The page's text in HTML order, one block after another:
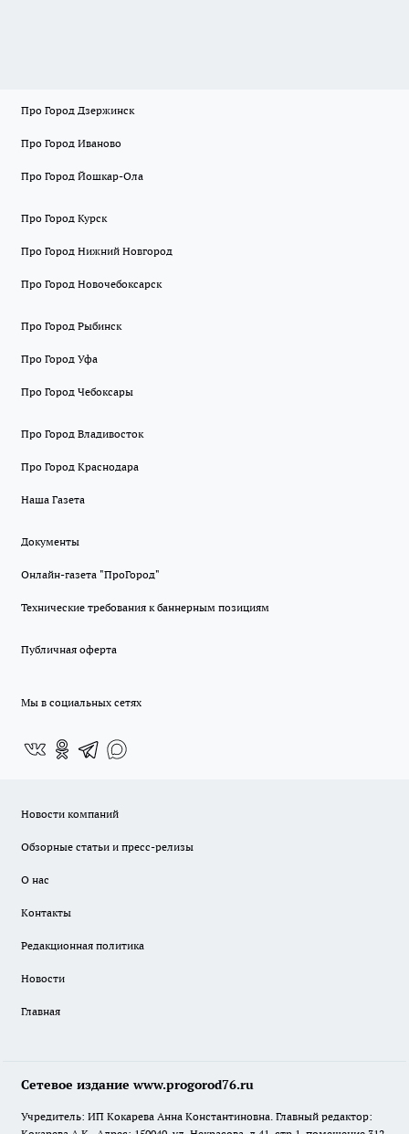
Про Город Дзержинск
Про Город Иваново
Про Город Йошкар-Ола
Про Город Курск
Про Город Нижний Новгород
Про Город Новочебоксарск
Про Город Рыбинск
Про Город Уфа
Про Город Чебоксары
Про Город Владивосток
Про Город Краснодара
Наша Газета
Документы
Онлайн-газета "ПроГород"
Технические требования к баннерным позициям
Публичная оферта
Мы в социальных сетях
Новости компаний
Обзорные статьи и пресс-релизы
О нас
Контакты
Редакционная политика
Новости
Главная
Сетевое издание www.progorod76.ru
Учредитель: ИП Кокарева Анна Константиновна. Главный редактор: